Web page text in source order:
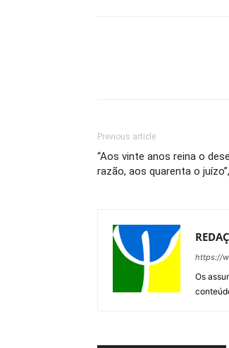
Previous article
“Aos vinte anos reina o
razão, aos quarenta o
https://
Os